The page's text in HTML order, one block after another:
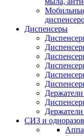
Диспенсеры
Держатели
СИЗ и